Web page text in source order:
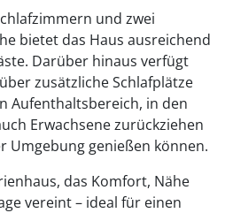
und zwei
bietet das Haus ausreichend
Darüber hinaus verfügt
zusätzliche Schlafplätze
Aufenthaltsbereich, in den
Erwachsene zurückziehen
Umgebung genießen können.
das Komfort, Nähe
vereint – ideal für einen